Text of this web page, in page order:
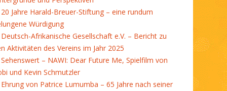
20 Jahre Harald-Breuer-Stiftung – eine rundum
Würdigung
Deutsch-Afrikanische Gesellschaft e.V. – Bericht zu
Aktivitäten des Vereins im Jahr 2025
Sehenswert – NAWI: Dear Future Me, Spielfilm von
und Kevin Schmutzler
Ehrung von Patrice Lumumba – 65 Jahre nach seiner